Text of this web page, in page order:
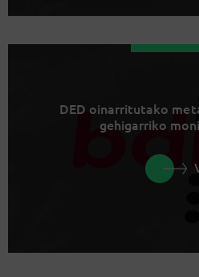
DED oinarritutako
gehigarriko